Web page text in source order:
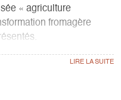
« agriculture
fromagère
et poneys sont